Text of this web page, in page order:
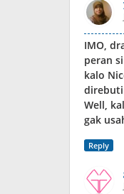
IMO,
peran
kalo
Well,
gak
Reply